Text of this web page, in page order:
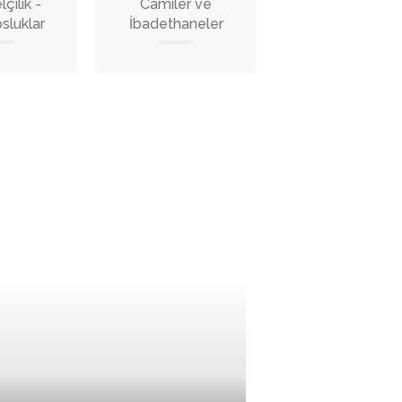
-
Camiler ve
İbadethaneler